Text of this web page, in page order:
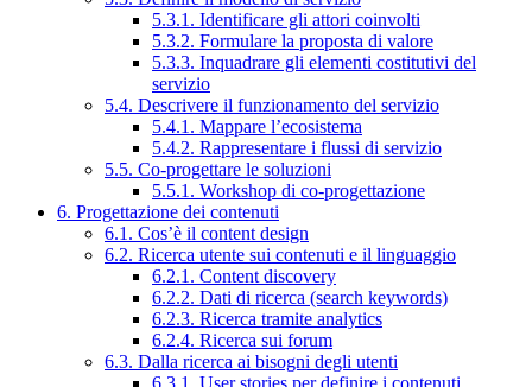
5.3.1. Identificare gli attori coinvolti
5.3.2. Formulare la proposta di valore
5.3.3. Inquadrare gli elementi costitutivi del
servizio
5.4. Descrivere il funzionamento del servizio
5.4.1. Mappare l’ecosistema
5.4.2. Rappresentare i flussi di servizio
5.5. Co-progettare le soluzioni
5.5.1. Workshop di co-progettazione
6. Progettazione dei contenuti
6.1. Cos’è il content design
6.2. Ricerca utente sui contenuti e il linguaggio
6.2.1. Content discovery
6.2.2. Dati di ricerca (search keywords)
6.2.3. Ricerca tramite analytics
6.2.4. Ricerca sui forum
6.3. Dalla ricerca ai bisogni degli utenti
6.3.1. User stories per definire i contenuti